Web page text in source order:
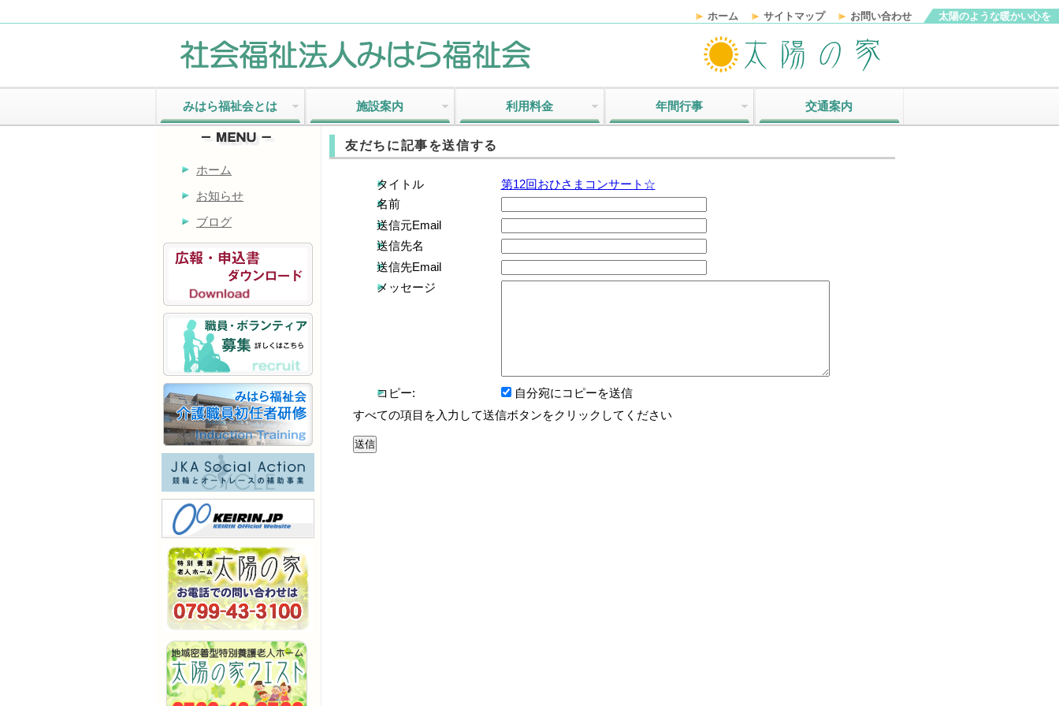
太陽のような暖かい心を
ホーム サイトマップ お問い合わせ
みはら福祉会とは 施設案内 利用料金 年間行事 交通案内
ホーム
お知らせ
ブログ
友だちに記事を送信する
タイトル
第12回おひさまコンサート☆
名前
送信元Email
送信先名
送信先Email
メッセージ
コピー:
自分宛にコピーを送信
すべての項目を入力して送信ボタンをクリックしてください